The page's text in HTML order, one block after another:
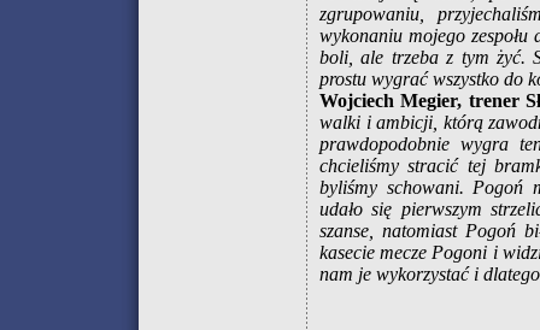
zgrupowaniu,
wykonaniu mojego zespołu
boli, ale trzeba z tym żyć.
prostu wygrać wszystko do
Wojciech Megier, trener
walki i ambicji, którą
prawdopodobnie wygra
chcieliśmy stracić tej
byliśmy schowani. Pogoń
udało się pierwszym
szanse, natomiast Pogoń
kasecie mecze Pogoni i
nam je wykorzystać i